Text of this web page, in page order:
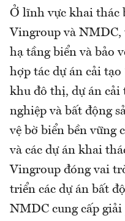
Ở lĩnh vực khai thác
Vingroup và NMDC,
hạ tầng biển và bảo
hợp tác dự án cải
khu đô thị, dự án cải
nghiệp và bất động
vệ bờ biển bền vững
và các dự án khai
Vingroup đóng vai
triển các dự án bất
NMDC cung cấp